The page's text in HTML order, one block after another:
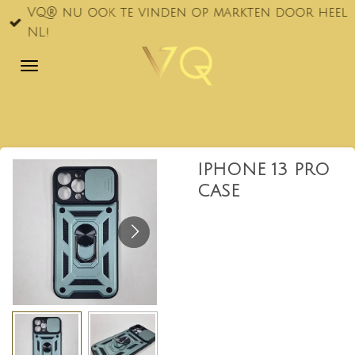
Ga
direct
VQ® nu ook te vinden op markten door heel
NL!
IPHONE 13 PRO
CASE